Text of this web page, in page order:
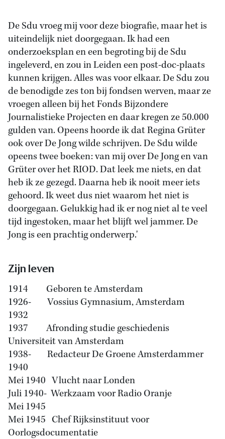
De Sdu vroeg mij voor deze biografie, maar het is
uiteindelijk niet doorgegaan. Ik had een
onderzoeksplan en een begroting bij de Sdu
ingeleverd, en zou in Leiden een post-doc-plaats
kunnen krijgen. Alles was voor elkaar. De Sdu zou
de benodigde zes ton bij fondsen werven, maar ze
vroegen alleen bij het Fonds Bijzondere
Journalistieke Projecten en daar kregen ze 50.000
gulden van. Opeens hoorde ik dat Regina Grüter
ook over De Jong wilde schrijven. De Sdu wilde
opeens twee boeken: van mij over De Jong en van
Grüter over het RIOD. Dat leek me niets, en dat
heb ik ze gezegd. Daarna heb ik nooit meer iets
gehoord. Ik weet dus niet waarom het niet is
doorgegaan. Gelukkig had ik er nog niet al te veel
tijd ingestoken, maar het blijft wel jammer. De
Jong is een prachtig onderwerp.'
Zijn leven
1914 Geboren te Amsterdam
1926- Vossius Gymnasium, Amsterdam
1932
1937 Afronding studie geschiedenis
Universiteit van Amsterdam
1938- Redacteur De Groene Amsterdammer
1940
Mei 1940 Vlucht naar Londen
Juli 1940- Werkzaam voor Radio Oranje
Mei 1945
Mei 1945 Chef Rijksinstituut voor
Oorlogsdocumentatie